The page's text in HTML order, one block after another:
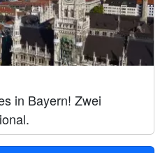
in Bayern! Zwei